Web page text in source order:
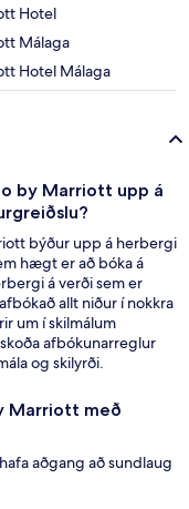
Hotel
Málaga
Hotel Málaga
by Marriott upp á
býður upp á herbergi
hægt er að bóka á
á verði sem er
allt niður í nokkra
um í skilmálum
afbókunarreglur
og skilyrði.
Marriott með
aðgang að sundlaug